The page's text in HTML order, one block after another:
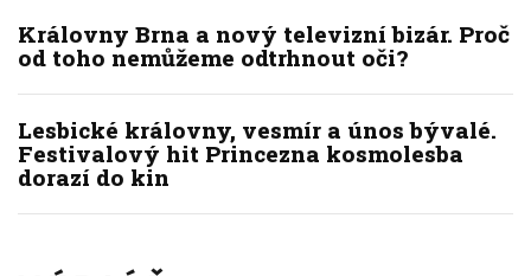
Královny Brna a nový televizní bizár. Proč
od toho nemůžeme odtrhnout oči?
Lesbické královny, vesmír a únos bývalé.
Festivalový hit Princezna kosmolesba
dorazí do kin